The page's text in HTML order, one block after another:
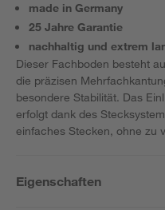
made in Germany
25 Jahre Garantie
nachhaltig und extrem
Dieser Fachboden besteht
die präzisen
besondere Stabilität. Das
erfolgt dank des
einfaches Stecken, ohne zu
Eigenschaften